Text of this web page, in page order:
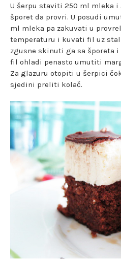
U šerpu staviti 250 ml mleka
šporet da provri. U posudi
ml mleka pa zakuvati u
temperaturu i kuvati fil uz
zgusne skinuti ga sa šporeta
fil ohladi penasto umutiti
Za glazuru otopiti u šerpici
sjedini preliti kolač.